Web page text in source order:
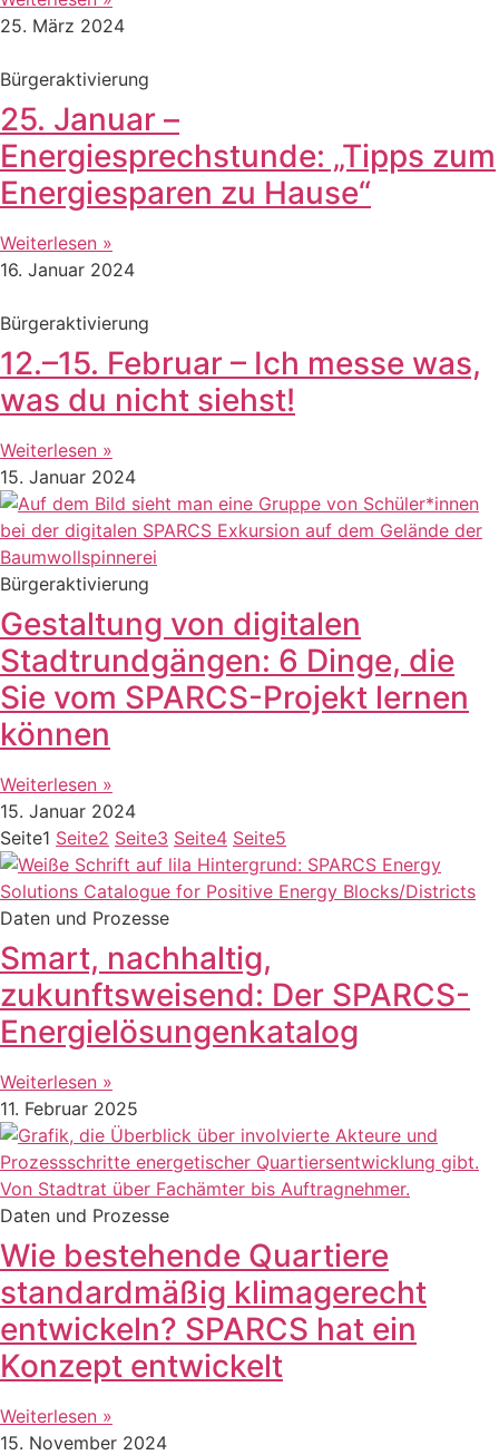
25. März 2024
Bürgeraktivierung
25. Januar –
Energiesprechstunde: „Tipps zum
Energiesparen zu Hause“
Weiterlesen »
16. Januar 2024
Bürgeraktivierung
12.–15. Februar – Ich messe was,
was du nicht siehst!
Weiterlesen »
15. Januar 2024
Bürgeraktivierung
Gestaltung von digitalen
Stadtrundgängen: 6 Dinge, die
Sie vom SPARCS-Projekt lernen
können
Weiterlesen »
15. Januar 2024
Seite1 Seite2 Seite3 Seite4 Seite5
Daten und Prozesse
Smart, nachhaltig,
zukunftsweisend: Der SPARCS-
Energielösungenkatalog
Weiterlesen »
11. Februar 2025
Daten und Prozesse
Wie bestehende Quartiere
standardmäßig klimagerecht
entwickeln? SPARCS hat ein
Konzept entwickelt
Weiterlesen »
15. November 2024